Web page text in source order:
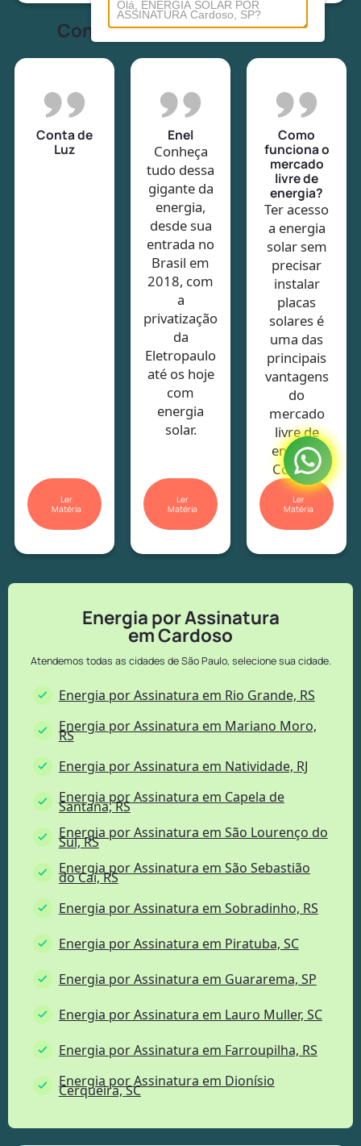
Conheça tudo sobre energia
Conta de
Luz
Ler
Matéria
Enel
Conheça
tudo dessa
gigante da
energia,
desde sua
entrada no
Brasil em
2018, com
a
privatização
da
Eletropaulo
até os hoje
com
energia
solar.
Ler
Matéria
Como
funciona o
mercado
livre de
energia?
Ter acesso
a energia
solar sem
precisar
instalar
placas
solares é
uma das
principais
vantagens
do
mercado
livre de
energia.
Confira!
Ler
Matéria
Energia por Assinatura
em Cardoso
Atendemos todas as cidades de São Paulo, selecione sua cidade.
Energia por Assinatura em Rio Grande, RS
Energia por Assinatura em Mariano Moro,
RS
Energia por Assinatura em Natividade, RJ
Energia por Assinatura em Capela de
Santana, RS
Energia por Assinatura em São Lourenço do
Sul, RS
Energia por Assinatura em São Sebastião
do Caí, RS
Energia por Assinatura em Sobradinho, RS
Energia por Assinatura em Piratuba, SC
Energia por Assinatura em Guararema, SP
Energia por Assinatura em Lauro Muller, SC
Energia por Assinatura em Farroupilha, RS
Energia por Assinatura em Dionísio
Cerqueira, SC